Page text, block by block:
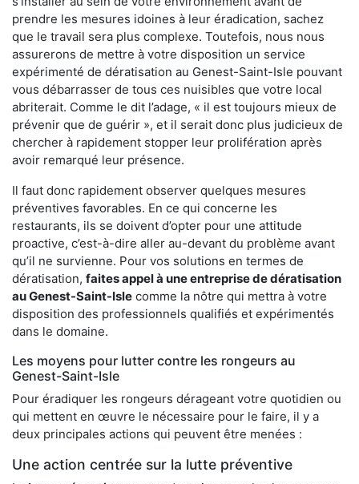
prendre les mesures idoines à leur éradication, sachez
que le travail sera plus complexe. Toutefois, nous nous
assurerons de mettre à votre disposition un service
expérimenté de dératisation au Genest-Saint-Isle pouvant
vous débarrasser de tous ces nuisibles que votre local
abriterait. Comme le dit l’adage, « il est toujours mieux de
prévenir que de guérir », et il serait donc plus judicieux de
chercher à rapidement stopper leur prolifération après
avoir remarqué leur présence.
Il faut donc rapidement observer quelques mesures
préventives favorables. En ce qui concerne les
restaurants, ils se doivent d’opter pour une attitude
proactive, c’est-à-dire aller au-devant du problème avant
qu’il ne survienne. Pour vos solutions en termes de
dératisation, faites appel à une entreprise de dératisation
au Genest-Saint-Isle comme la nôtre qui mettra à votre
disposition des professionnels qualifiés et expérimentés
dans le domaine.
Les moyens pour lutter contre les rongeurs au
Genest-Saint-Isle
Pour éradiquer les rongeurs dérageant votre quotidien ou
qui mettent en œuvre le nécessaire pour le faire, il y a
deux principales actions qui peuvent être menées :
Une action centrée sur la lutte préventive